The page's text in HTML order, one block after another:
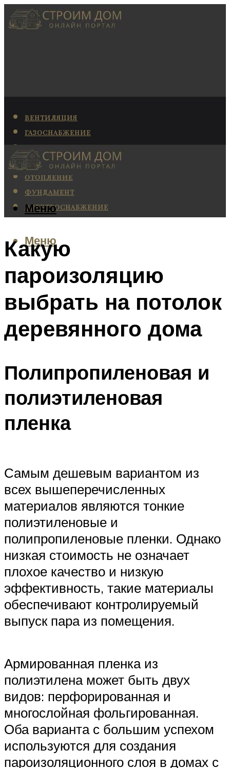
ВЕНТИЛЯЦИЯ
ГАЗОСНАБЖЕНИЕ
КАНАЛИЗАЦИЯ
КОНДИЦИОНИРОВАНИЕ
ОТОПЛЕНИЕ
ФУНДАМЕНТ
ЭЛЕКТРОСНАБЖЕНИЕ
Меню
Меню
Какую
пароизоляцию
выбрать на потолок
деревянного дома
Полипропиленовая и
полиэтиленовая
пленка
Самым дешевым вариантом из
всех вышеперечисленных
материалов являются тонкие
полиэтиленовые и
полипропиленовые пленки. Однако
низкая стоимость не означает
плохое качество и низкую
эффективность, такие материалы
обеспечивают контролируемый
выпуск пара из помещения.
Армированная пленка из
полиэтилена может быть двух
видов: перфорированная и
многослойная фольгированная.
Оба варианта с большим успехом
используются для создания
пароизоляционного слоя в домах с